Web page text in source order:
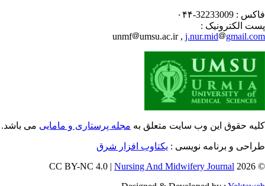
: 32233009-۰۴۴
الکترونیک :
unmf
umsu.ac.ir ,j.nur.mid
حقوق این وب سایت متعلق بهمجله پرستاری و ماماییمی باشد.
و برنامه نویسی : یکتاوب افزار شرق
©
Nursing And Midwifery Journal